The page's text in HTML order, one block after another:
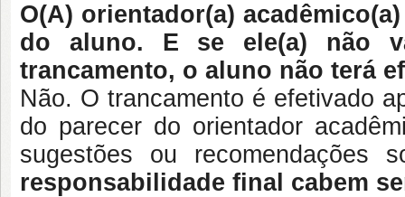
O(A) orientador(a)
do aluno. E se ele(a) não
trancamento, o aluno não terá
Não. O trancamento é efetivado
do parecer do orientador
sugestões ou recomendações
responsabilidade final cabem